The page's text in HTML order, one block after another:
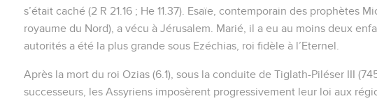
s’était caché (2 R 21.16 ; He 11.37). Esaïe, contemporain des prophètes
royaume du Nord), a vécu à Jérusalem. Marié, il a eu au moins deux
autorités a été la plus grande sous Ezéchias, roi fidèle à l’Eternel.
Après la mort du roi Ozias (6.1), sous la conduite de Tiglath-Piléser III
successeurs, les Assyriens imposèrent progressivement leur loi aux